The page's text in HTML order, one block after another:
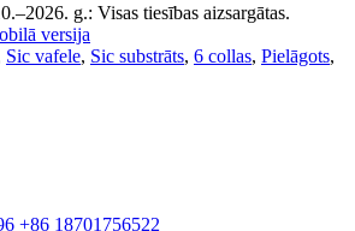
g.: Visas tiesības aizsargātas.
versija
Sic vafele, Sic substrāts, 6 collas, Pielāgots,
+86 18701756522